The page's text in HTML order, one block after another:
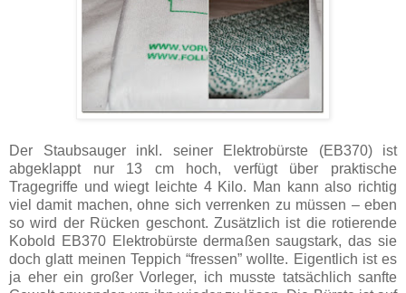
Der Staubsauger inkl. seiner Elektrobürste (EB370) ist
abgeklappt nur 13 cm hoch, verfügt über praktische
Tragegriffe und wiegt leichte 4 Kilo. Man kann also richtig
viel damit machen, ohne sich verrenken zu müssen – eben
so wird der Rücken geschont. Zusätzlich ist die rotierende
Kobold EB370 Elektrobürste dermaßen saugstark, das sie
doch glatt meinen Teppich “fressen” wollte. Eigentlich ist es
ja eher ein großer Vorleger, ich musste tatsächlich sanfte